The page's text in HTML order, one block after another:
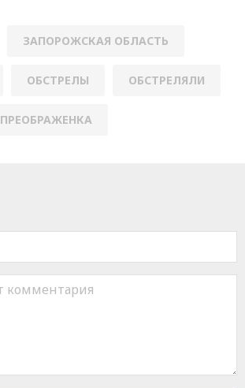
ЗАПОРОЖСКАЯ ОБЛАСТЬ
ОБСТРЕЛЫ ОБСТРЕЛЯЛИ
ПРЕОБРАЖЕНКА